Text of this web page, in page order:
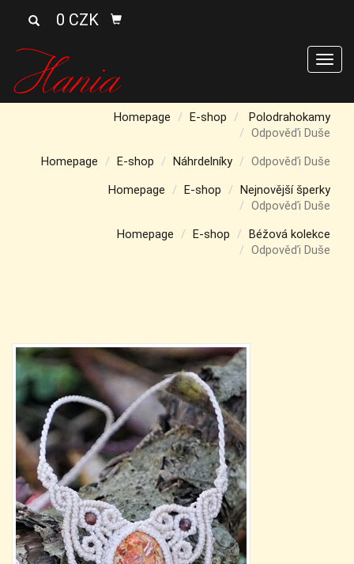
0 CZK
Homepage E-shop
Polodrahokamy
Odpověďi Duše
Homepage
E-shop Náhrdelníky
Odpověďi Duše
Homepage
E-shop
Nejnovější šperky
Odpověďi Duše
Homepage
E-shop
Béžová kolekce
Odpověďi Duše